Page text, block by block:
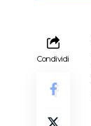
Condividi